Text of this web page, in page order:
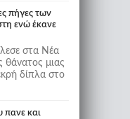
πήγες των
ενώ έκανε
στα Νέα
θάνατος μιας
δίπλα στο
πανε και